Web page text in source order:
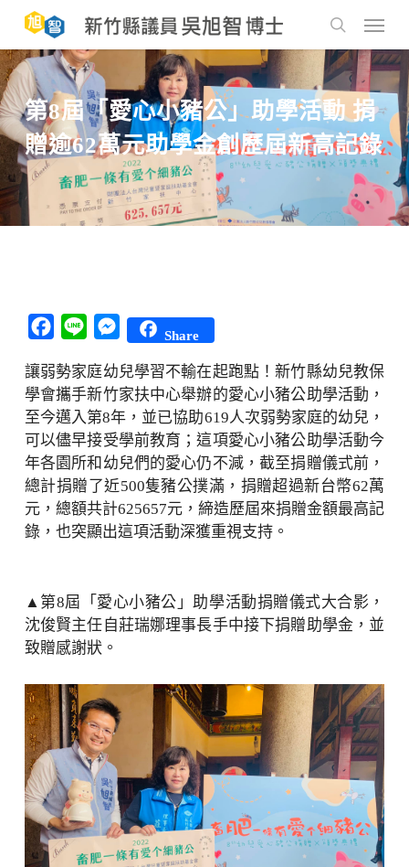
main
content search
Menu
第8屆「愛心小豬公」助學活動 捐
贈逾62萬元助學金創歷屆新高記錄
Facebook
Line Messenger
Share
讓弱勢家庭幼兒學習不輸在起跑點！新竹縣幼兒教保
學會攜手新竹家扶中心舉辦的愛心小豬公助學活動，
至今邁入第8年，並已協助619人次弱勢家庭的幼兒，
可以儘早接受學前教育；這項愛心小豬公助學活動今
年各園所和幼兒們的愛心仍不減，截至捐贈儀式前，
總計捐贈了近500隻豬公撲滿，捐贈超過新台幣62萬
元，總額共計625657元，締造歷屆來捐贈金額最高記
錄，也突顯出這項活動深獲重視支持。
▲第8屆「愛心小豬公」助學活動捐贈儀式大合影，
沈俊賢主任自莊瑞娜理事長手中接下捐贈助學金，並
致贈感謝狀。